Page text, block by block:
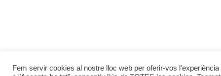
Fem servir cookies al nostre lloc web per oferir-vos